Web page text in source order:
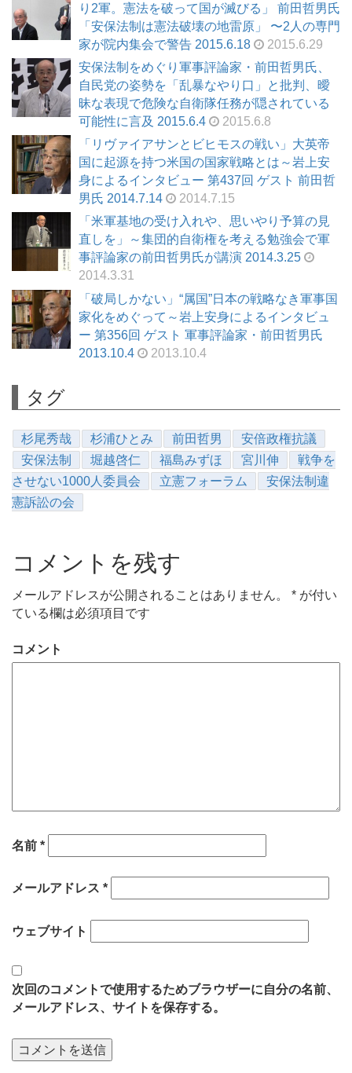
り2軍。憲法を破って国が滅びる」 前田哲男氏
「安保法制は憲法破壊の地雷原」 〜2人の専門
家が院内集会で警告 2015.6.18
2015.6.29
安保法制をめぐり軍事評論家・前田哲男氏、
自民党の姿勢を「乱暴なやり口」と批判、曖
昧な表現で危険な自衛隊任務が隠されている
可能性に言及 2015.6.4
2015.6.8
「リヴァイアサンとビヒモスの戦い」大英帝
国に起源を持つ米国の国家戦略とは～岩上安
身によるインタビュー 第437回 ゲスト 前田哲
男氏 2014.7.14
2014.7.15
「米軍基地の受け入れや、思いやり予算の見
直しを」～集団的自衛権を考える勉強会で軍
事評論家の前田哲男氏が講演 2014.3.25
2014.3.31
「破局しかない」“属国”日本の戦略なき軍事国
家化をめぐって～岩上安身によるインタビュ
ー 第356回 ゲスト 軍事評論家・前田哲男氏
2013.10.4
2013.10.4
タグ
杉尾秀哉 杉浦ひとみ 前田哲男
安倍政権抗議
安保法制
堀越啓仁 福島みずほ 宮川伸
戦争を
させない1000人委員会
立憲フォーラム
安保法制違
憲訴訟の会
コメントを残す
メールアドレスが公開されることはありません。 * が付い
ている欄は必須項目です
コメント
名前 *
メールアドレス *
ウェブサイト
次回のコメントで使用するためブラウザーに自分の名前、
メールアドレス、サイトを保存する。